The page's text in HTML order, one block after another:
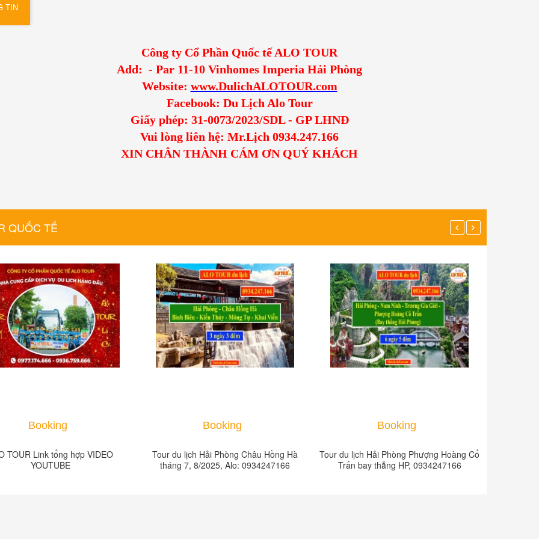
TIN
Công ty Cổ Phần Quốc tế ALO TOUR
Add: - Par 11-10 Vinhomes Imperia Hải Phòng
Website: www.DulichALOTOUR.com
Facebook: Du Lịch Alo Tour
Giấy phép: 31-0073/2023/SDL - GP LHNĐ
Vui lòng liên hệ: Mr.Lịch 0934.247.166
XIN CHÂN THÀNH CÁM ƠN QUÝ KHÁCH
QUỐC TẾ
Booking
TOUR Link tổng hợp VIDEO
YOUTUBE
Booking
Tour du lịch Hải Phòng Châu Hồng Hà
tháng 7, 8/2025, Alo: 0934247166
Booking
Tour du lịch Hải Phòng Phượng Hoàng Cổ
Trấn bay thẳng HP, 0934247166